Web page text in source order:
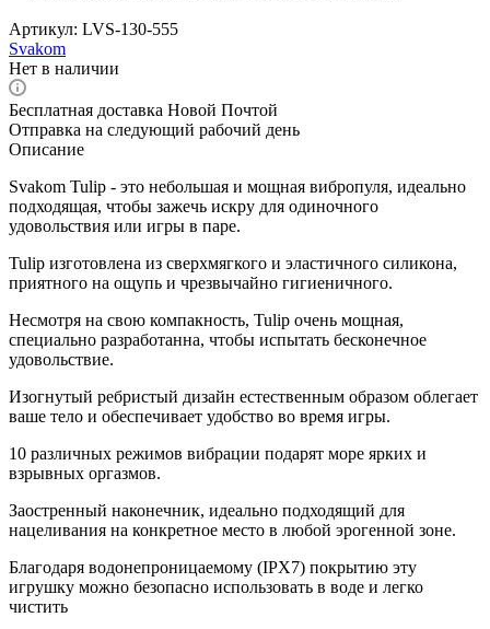
Артикул: LVS-130-555
Svakom
Нет в наличии
Бесплатная доставка Новой Почтой
Отправка на следующий рабочий день
Описание
Svakom Tulip - это небольшая и мощная вибропуля, идеально
подходящая, чтобы зажечь искру для одиночного
удовольствия или игры в паре.
Tulip изготовлена из сверхмягкого и эластичного силикона,
приятного на ощупь и чрезвычайно гигиеничного.
Несмотря на свою компакность, Tulip очень мощная,
специально разработанна, чтобы испытать бесконечное
удовольствие.
Изогнутый ребристый дизайн естественным образом облегает
ваше тело и обеспечивает удобство во время игры.
10 различных режимов вибрации подарят море ярких и
взрывных оргазмов.
Заостренный наконечник, идеально подходящий для
нацеливания на конкретное место в любой эрогенной зоне.
Благодаря водонепроницаемому (IPX7) покрытию эту
игрушку можно безопасно использовать в воде и легко
чистить